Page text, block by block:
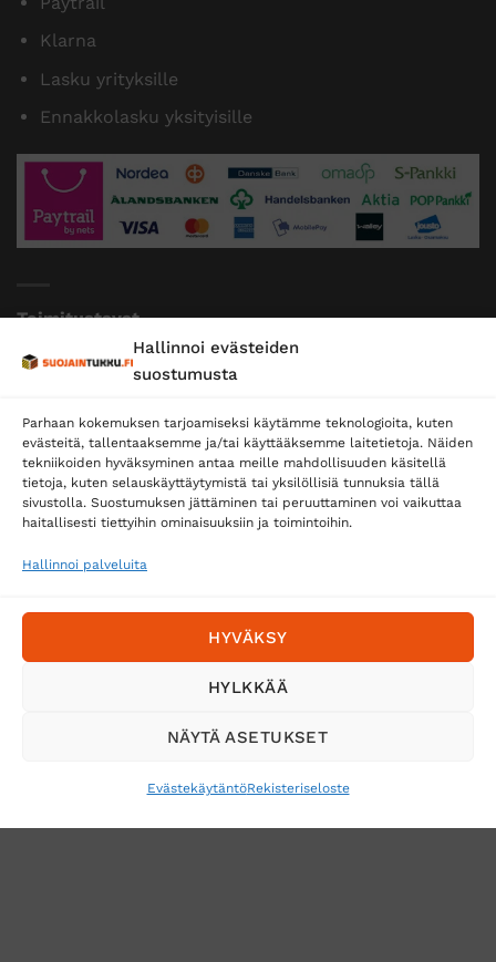
Hallinnoi evästeiden
suostumusta
Parhaan kokemuksen tarjoamiseksi käytämme teknologioita, kuten
evästeitä, tallentaaksemme ja/tai käyttääksemme laitetietoja. Näiden
tekniikoiden hyväksyminen antaa meille mahdollisuuden käsitellä
tietoja, kuten selauskäyttäytymistä tai yksilöllisiä tunnuksia tällä
sivustolla. Suostumuksen jättäminen tai peruuttaminen voi vaikuttaa
haitallisesti tiettyihin ominaisuuksiin ja toimintoihin.
Hallinnoi palveluita
HYVÄKSY
HYLKKÄÄ
NÄYTÄ ASETUKSET
EvästekäytäntöRekisteriseloste
Klarna
Lasku yrityksille
Ennakkolasku yksityisille
Toimitustavat
Posti
Postnord
Tilaa uutiskirje ja saat erikoisalennuksia